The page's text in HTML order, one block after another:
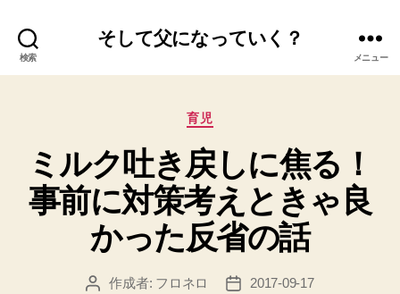
検索
そして父になっていく？
メニュー
カ
ゴ
リ
ー
育児
ミルク吐き戻しに焦る！
事前に対策考えときゃ良
かった反省の話
投
作成者: フロネロ
投
2017-09-17